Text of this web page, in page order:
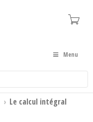
Menu
› Le calcul intégral